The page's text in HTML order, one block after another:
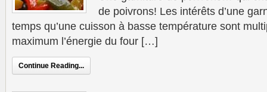
de poivrons! Les intérêts d’une
temps qu’une cuisson à basse température sont
maximum l’énergie du four […]
Continue Reading...